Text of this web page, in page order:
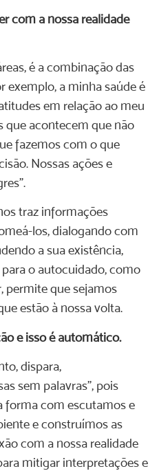
com a nossa realidade
é a combinação das
exemplo, a minha saúde é
em relação ao meu
que acontecem que não
fazemos com o que
Nossas ações e
traz informações
los, dialogando com
a sua existência,
o autocuidado, como
permite que sejamos
estão à nossa volta.
e isso é automático.
dispara,
sem palavras”, pois
forma com escutamos e
e construímos as
com a nossa realidade
mitigar interpretações e